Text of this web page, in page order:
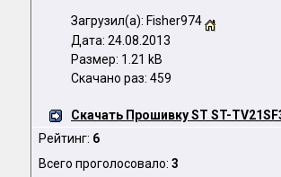
Загрузил(а): Fisher974
Дата: 24.08.2013
Размер: 1.21 kB
Скачано раз: 459
Скачать Прошивку ST ST-
Рейтинг: 6
Всего проголосовало: 3